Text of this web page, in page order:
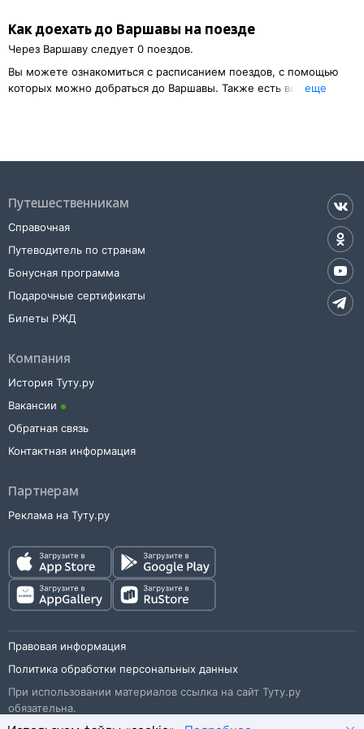
Как доехать до Варшавы на поезде
Через Варшаву следует 0 поездов.
Вы можете ознакомиться с расписанием поездов, с помощью
которых можно добраться до Варшавы. Также есть возможность
продолжительность пути.
Варшавуна сайте прямо сейчас.
Также можно воспользоваться услугой заказа электронного ж/д
билета.
eще
Путешественникам
Справочная
Путеводитель по странам
Бонусная программа
Подарочные сертификаты
Билеты РЖД
Компания
История Туту.ру
Вакансии
Обратная связь
Контактная информация
Партнерам
Реклама на Туту.ру
Правовая информация
Политика обработки персональных данных
При использовании материалов ссылка на сайт Туту.ру
обязательна.